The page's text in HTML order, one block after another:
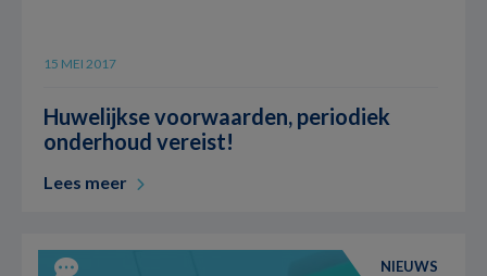
15 MEI 2017
Huwelijkse voorwaarden, periodiek
onderhoud vereist!
Lees meer
NIEUWS